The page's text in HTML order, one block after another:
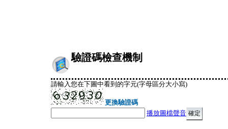
驗證碼檢查機制
請輸入您在下圖中看到的字元(字母區分大小寫)
更換驗證碼
播放圖檔聲音